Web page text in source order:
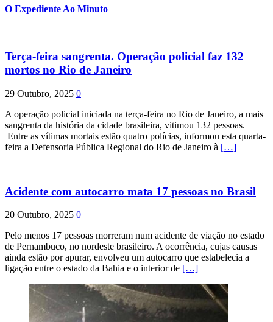
O Expediente Ao Minuto
Terça-feira sangrenta. Operação policial faz 132
mortos no Rio de Janeiro
29 Outubro, 2025 0
A operação policial iniciada na terça-feira no Rio de Janeiro, a mais
sangrenta da história da cidade brasileira, vitimou 132 pessoas.
Entre as vítimas mortais estão quatro polícias, informou esta quarta-
feira a Defensoria Pública Regional do Rio de Janeiro à […]
Acidente com autocarro mata 17 pessoas no Brasil
20 Outubro, 2025 0
Pelo menos 17 pessoas morreram num acidente de viação no estado
de Pernambuco, no nordeste brasileiro. A ocorrência, cujas causas
ainda estão por apurar, envolveu um autocarro que estabelecia a
ligação entre o estado da Bahia e o interior de […]